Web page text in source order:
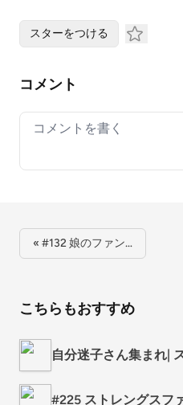
スターをつける
コメント
Your comment
« #132 娘のファン…
こちらもおすすめ
自分迷子さん集まれ|
#225 ストレングスフ